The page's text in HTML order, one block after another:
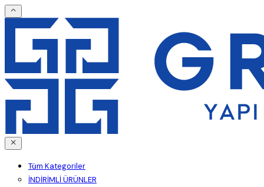
Tüm Kategoriler
İNDİRİMLİ ÜRÜNLER